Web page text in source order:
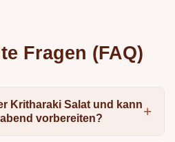
Fragen (FAQ)
Kritharaki Salat und kann
vorbereiten?